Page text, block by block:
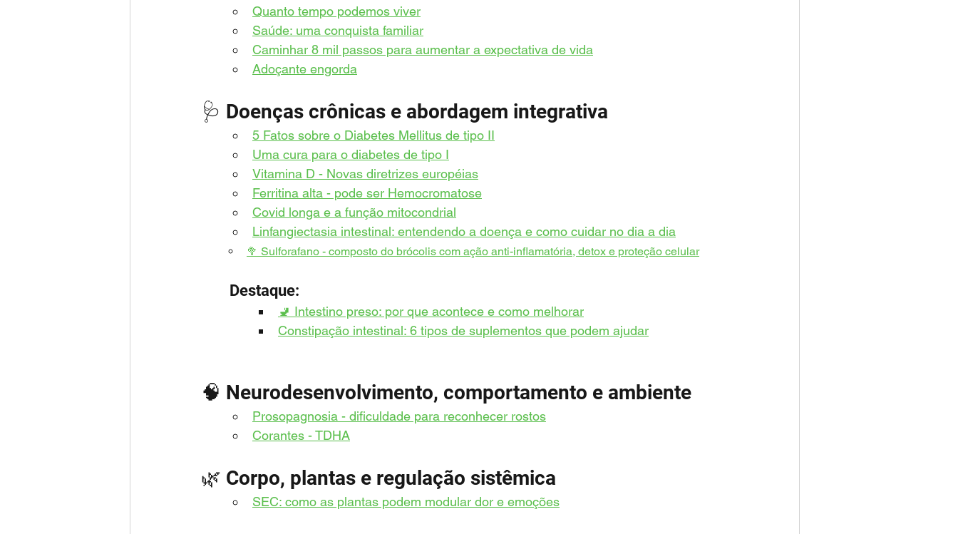
Quanto tempo podemos viver
Saúde: uma conquista familiar
Caminhar 8 mil passos para aumentar a expectativa de vida
Adoçante engorda
🩺 Doenças crônicas e abordagem integrativa
5 Fatos sobre o Diabetes Mellitus de tipo II
Uma cura para o diabetes de tipo I
Vitamina D - Novas diretrizes européias
Ferritina alta - pode ser Hemocromatose
Covid longa e a função mitocondrial
Linfangiectasia intestinal: entendendo a doença e como cuidar no dia a dia
🥦 Sulforafano - composto do brócolis com ação anti-inflamatória, detox e proteção celular
	Destaque:
🚽 Intestino preso: por que acontece e como melhorar
Constipação intestinal: 6 tipos de suplementos que podem ajudar
🧠 Neurodesenvolvimento, comportamento e ambiente
Prosopagnosia - dificuldade para reconhecer rostos
Corantes - TDHA
🌿 Corpo, plantas e regulação sistêmica
SEC: como as plantas podem modular dor e emoções